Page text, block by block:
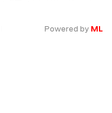
Powered by ML